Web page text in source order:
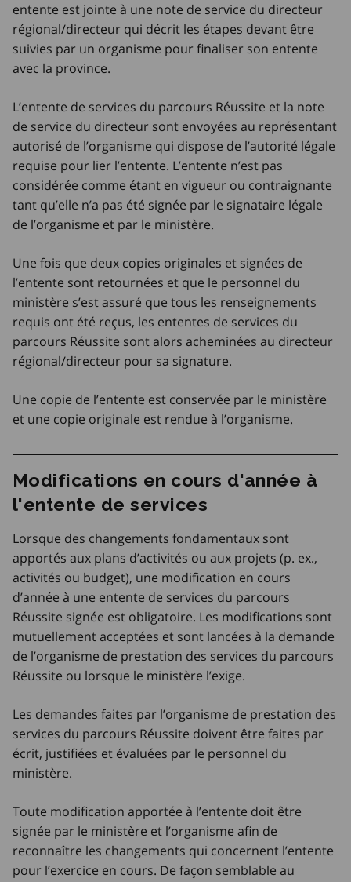
entente est jointe à une note de service du directeur
régional/directeur qui décrit les étapes devant être
suivies par un organisme pour finaliser son entente
avec la province.
L’entente de services du parcours Réussite et la note
de service du directeur sont envoyées au représentant
autorisé de l’organisme qui dispose de l’autorité légale
requise pour lier l’entente. L’entente n’est pas
considérée comme étant en vigueur ou contraignante
tant qu’elle n’a pas été signée par le signataire légale
de l’organisme et par le ministère.
Une fois que deux copies originales et signées de
l’entente sont retournées et que le personnel du
ministère s’est assuré que tous les renseignements
requis ont été reçus, les ententes de services du
parcours Réussite sont alors acheminées au directeur
régional/directeur pour sa signature.
Une copie de l’entente est conservée par le ministère
et une copie originale est rendue à l’organisme.
Modifications en cours d'année à
l'entente de services
Lorsque des changements fondamentaux sont
apportés aux plans d’activités ou aux projets (p. ex.,
activités ou budget), une modification en cours
d’année à une entente de services du parcours
Réussite signée est obligatoire. Les modifications sont
mutuellement acceptées et sont lancées à la demande
de l’organisme de prestation des services du parcours
Réussite ou lorsque le ministère l’exige.
Les demandes faites par l’organisme de prestation des
services du parcours Réussite doivent être faites par
écrit, justifiées et évaluées par le personnel du
ministère.
Toute modification apportée à l’entente doit être
signée par le ministère et l’organisme afin de
reconnaître les changements qui concernent l’entente
pour l’exercice en cours. De façon semblable au